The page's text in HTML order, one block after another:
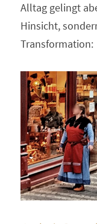
Alltag gelingt
Hinsicht,
Transformation: